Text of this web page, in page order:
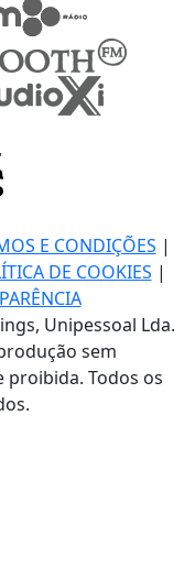
E CONDIÇÕES |
DE COOKIES |
Unipessoal Lda.
sem
Todos os